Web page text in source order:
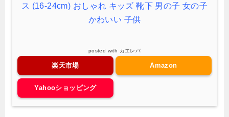
ス (16-24cm) おしゃれ キッズ 靴下 男の子 女の子
かわいい 子供
posted with カエレバ
楽天市場 Amazon
Yahooショッピング